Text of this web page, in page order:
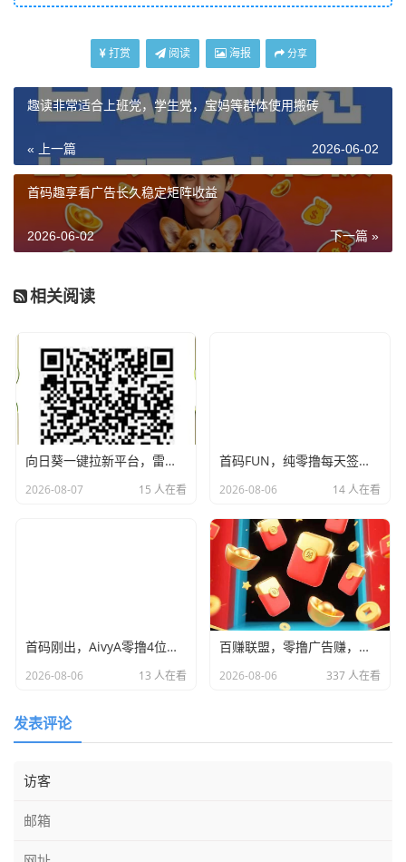
打赏 阅读 海报 分享
趣读非常适合上班党，学生党，宝妈等群体使用搬砖
« 上一篇 2026-06-02
首码趣享看广告长久稳定矩阵收益
下一篇 »
2026-06-02
相关阅读
向日葵一键拉新平台，雷霆模式价格顶置，单号可撸100+
2026-08-07 15 人在看
首码FUN，纯零撸每天签到，月撸4位数，团队高回报，干就完了！
2026-08-06 14 人在看
首码刚出，AivyA零撸4位数，全网首发，团队无限袋袋，干就完了
2026-08-06 13 人在看
百赚联盟，零撸广告赚，不养机保底收益高，单机每天15+
2026-08-06 337 人在看
发表评论